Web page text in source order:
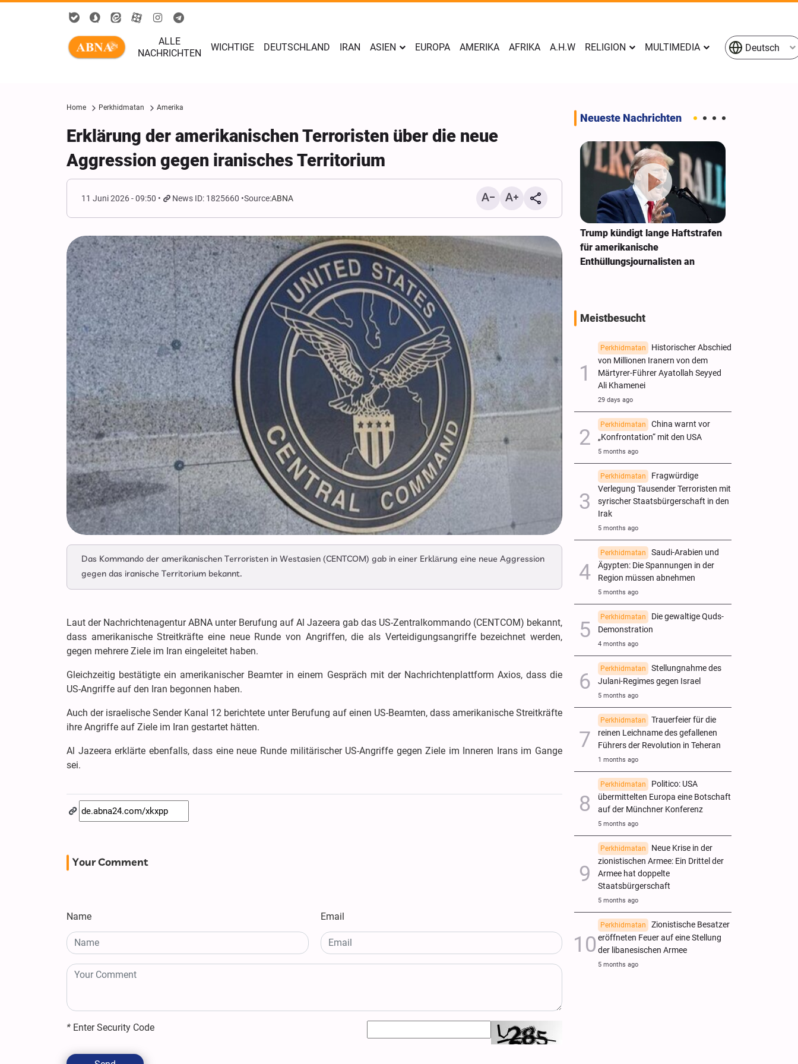
ALLE
NACHRICHTEN
WICHTIGE DEUTSCHLAND IRAN ASIEN EUROPA AMERIKA AFRIKA A.H.W RELIGION MULTIMEDIA Deutsch
Home Perkhidmatan Amerika
Erklärung der amerikanischen Terroristen über die neue
Aggression gegen iranisches Territorium
11 Juni 2026 - 09:50 News ID: 1825660 Source:ABNA
Das Kommando der amerikanischen Terroristen in Westasien (CENTCOM) gab in einer Erklärung eine neue Aggression
gegen das iranische Territorium bekannt.
Laut der Nachrichtenagentur ABNA unter Berufung auf Al Jazeera gab das US-Zentralkommando (CENTCOM) bekannt,
dass amerikanische Streitkräfte eine neue Runde von Angriffen, die als Verteidigungsangriffe bezeichnet werden,
gegen mehrere Ziele im Iran eingeleitet haben.
Gleichzeitig bestätigte ein amerikanischer Beamter in einem Gespräch mit der Nachrichtenplattform Axios, dass die
US-Angriffe auf den Iran begonnen haben.
Auch der israelische Sender Kanal 12 berichtete unter Berufung auf einen US-Beamten, dass amerikanische Streitkräfte
ihre Angriffe auf Ziele im Iran gestartet hätten.
Al Jazeera erklärte ebenfalls, dass eine neue Runde militärischer US-Angriffe gegen Ziele im Inneren Irans im Gange
sei.
Your Comment
Name Email
* Enter Security Code
Neueste Nachrichten
Yahya Sari: Wir haben die
Stellungen der saudischen
Söldner mit ballistischen Raketen
und Drohnen zerschlagen
Trump kündigt lange Haftstrafen
für amerikanische
Enthüllungsjournalisten an
Meistbesucht
Perkhidmatan
Historischer Abschied
von Millionen Iranern von dem
Märtyrer-Führer Ayatollah Seyyed
Ali Khamenei
29 days ago
Perkhidmatan
China warnt vor
„Konfrontation“ mit den USA
5 months ago
Perkhidmatan
Fragwürdige
Verlegung Tausender Terroristen mit
syrischer Staatsbürgerschaft in den
Irak
5 months ago
Perkhidmatan
Saudi-Arabien und
Ägypten: Die Spannungen in der
Region müssen abnehmen
5 months ago
Perkhidmatan
Die gewaltige Quds-
Demonstration
4 months ago
Perkhidmatan
Stellungnahme des
Julani-Regimes gegen Israel
5 months ago
Perkhidmatan
Trauerfeier für die
reinen Leichname des gefallenen
Führers der Revolution in Teheran
1 months ago
Perkhidmatan
Politico: USA
übermittelten Europa eine Botschaft
auf der Münchner Konferenz
5 months ago
Perkhidmatan
Neue Krise in der
zionistischen Armee: Ein Drittel der
Armee hat doppelte
Staatsbürgerschaft
5 months ago
Perkhidmatan
Zionistische Besatzer
eröffneten Feuer auf eine Stellung
der libanesischen Armee
5 months ago